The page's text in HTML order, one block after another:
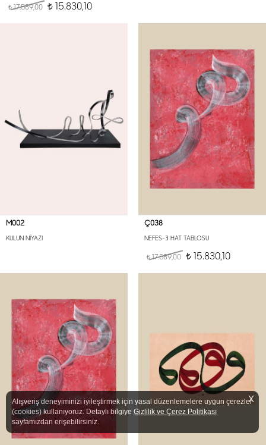
t17.589,00 t 15.830,10
M002
KULUN NİYAZI
Ç038
NEFES-3 HAT TABLOSU
t17.589,00 t15.830,10
Alışveriş deneyiminizi iyileştirmek için yasal düzenlemelere uygun çerezler
(cookies) kullanıyoruz. Detaylı bilgiye Gizlilik ve Çerez Politikası
sayfamızdan erişebilirsiniz.
X